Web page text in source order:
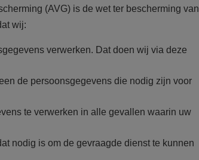
(AVG) is de wet ter bescherming van
wij:
verwerken. Dat doen wij via deze
de persoonsgegevens die nodig zijn voor
te verwerken in alle gevallen waarin uw
nodig is om de gevraagde dienst te kunnen